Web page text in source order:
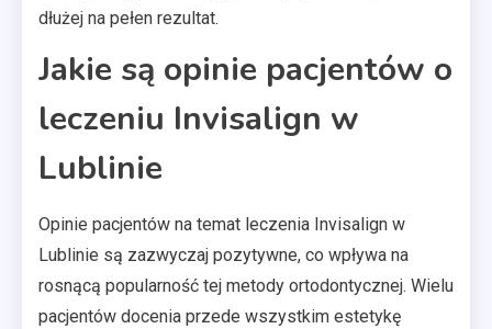
dłużej na pełen rezultat.
Jakie są opinie pacjentów o
leczeniu Invisalign w
Lublinie
Opinie pacjentów na temat leczenia Invisalign w
Lublinie są zazwyczaj pozytywne, co wpływa na
rosnącą popularność tej metody ortodontycznej. Wielu
pacjentów docenia przede wszystkim estetykę